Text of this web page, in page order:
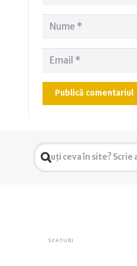
Publică comentariul
SFATURI